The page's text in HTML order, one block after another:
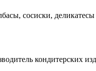
сосиски,
кондитерских